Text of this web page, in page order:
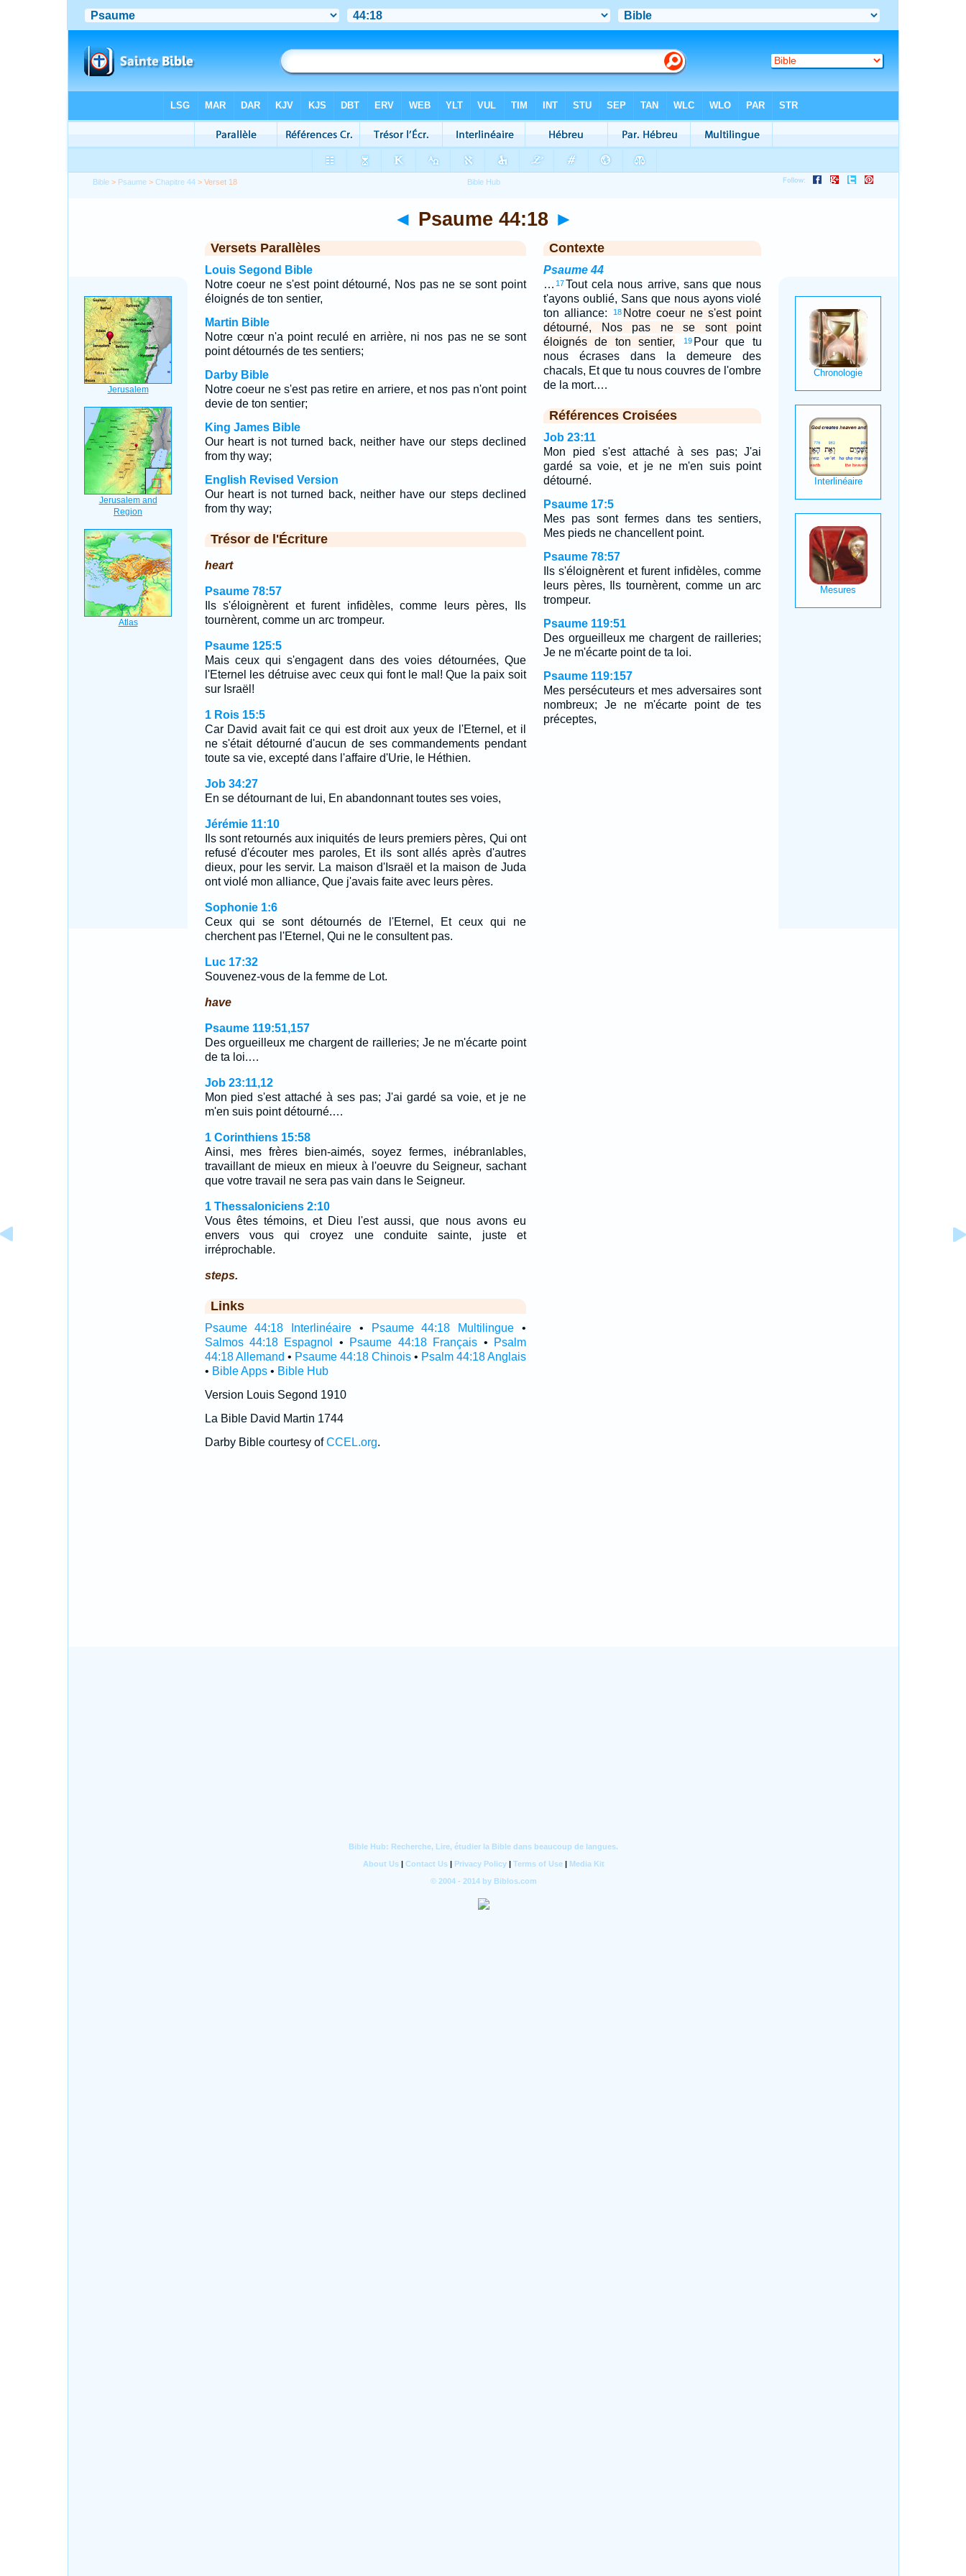
Bible > Psaume >Chapitre 44 > Verset 18
◄ Psaume 44:18 ►
Versets Parallèles
Louis Segond Bible
Notre coeur ne s'est point détourné, Nos pas ne se sont point
éloignés de ton sentier,
Martin Bible
Notre cœur n'a point reculé en arrière, ni nos pas ne se sont
point détournés de tes sentiers;
Darby Bible
Notre coeur ne s'est pas retire en arriere, et nos pas n'ont point
devie de ton sentier;
King James Bible
Our heart is not turned back, neither have our steps declined
from thy way;
English Revised Version
Our heart is not turned back, neither have our steps declined
from thy way;
Trésor de l'Écriture
heart
Psaume 78:57
Ils s'éloignèrent et furent infidèles, comme leurs pères, Ils
tournèrent, comme un arc trompeur.
Psaume 125:5
Mais ceux qui s'engagent dans des voies détournées, Que
l'Eternel les détruise avec ceux qui font le mal! Que la paix soit
sur Israël!
1 Rois 15:5
Car David avait fait ce qui est droit aux yeux de l'Eternel, et il
ne s'était détourné d'aucun de ses commandements pendant
toute sa vie, excepté dans l'affaire d'Urie, le Héthien.
Job 34:27
En se détournant de lui, En abandonnant toutes ses voies,
Jérémie 11:10
Ils sont retournés aux iniquités de leurs premiers pères, Qui ont
refusé d'écouter mes paroles, Et ils sont allés après d'autres
dieux, pour les servir. La maison d'Israël et la maison de Juda
ont violé mon alliance, Que j'avais faite avec leurs pères.
Sophonie 1:6
Ceux qui se sont détournés de l'Eternel, Et ceux qui ne
cherchent pas l'Eternel, Qui ne le consultent pas.
Luc 17:32
Souvenez-vous de la femme de Lot.
have
Psaume 119:51,157
Des orgueilleux me chargent de railleries; Je ne m'écarte point
de ta loi.…
Job 23:11,12
Mon pied s'est attaché à ses pas; J'ai gardé sa voie, et je ne
m'en suis point détourné.…
1 Corinthiens 15:58
Ainsi, mes frères bien-aimés, soyez fermes, inébranlables,
travaillant de mieux en mieux à l'oeuvre du Seigneur, sachant
que votre travail ne sera pas vain dans le Seigneur.
1 Thessaloniciens 2:10
Vous êtes témoins, et Dieu l'est aussi, que nous avons eu
envers vous qui croyez une conduite sainte, juste et
irréprochable.
steps.
Links
Psaume 44:18 Interlinéaire • Psaume 44:18 Multilingue •
Salmos 44:18 Espagnol
• Psaume 44:18 Français •
Psalm
44:18 Allemand • Psaume 44:18 Chinois• Psalm 44:18 Anglais
• Bible Apps• Bible Hub
Version Louis Segond 1910
La Bible David Martin 1744
Darby Bible courtesy ofCCEL.org.
Contexte
Psaume 44
… 17Tout cela nous arrive, sans que nous
t'ayons oublié, Sans que nous ayons violé
ton alliance:
18 Notre coeur ne s'est point
détourné, Nos pas ne se sont point
éloignés de ton sentier,
19 Pour que tu
nous écrases dans la demeure des
chacals, Et que tu nous couvres de l'ombre
de la mort.…
Références Croisées
Job 23:11
Mon pied s'est attaché à ses pas; J'ai
gardé sa voie, et je ne m'en suis point
détourné.
Psaume 17:5
Mes pas sont fermes dans tes sentiers,
Mes pieds ne chancellent point.
Psaume 78:57
Ils s'éloignèrent et furent infidèles, comme
leurs pères, Ils tournèrent, comme un arc
trompeur.
Psaume 119:51
Des orgueilleux me chargent de railleries;
Je ne m'écarte point de ta loi.
Psaume 119:157
Mes persécuteurs et mes adversaires sont
nombreux; Je ne m'écarte point de tes
préceptes,